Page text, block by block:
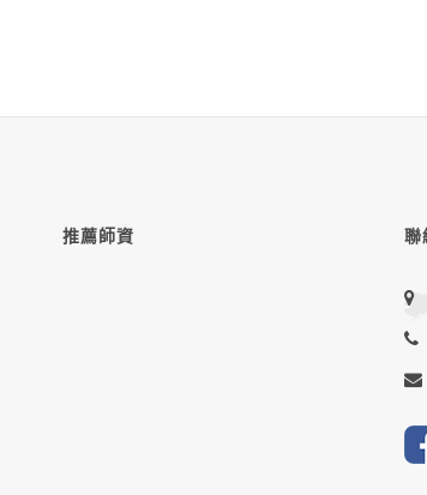
推薦師資 聯